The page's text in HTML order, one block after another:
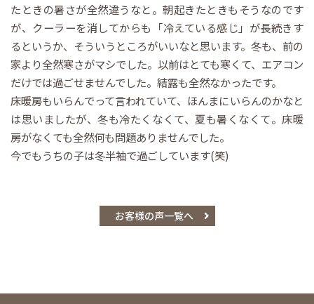
たときの暑さが全然違うなと。朝起きたときもそうなのです
が、クーラーを消してからも「冷えている感じ」が長続きす
るというか、そういうところがいいなと思います。冬も、前の
家より全然寒さがマシでした。以前はとても寒くて、エアコン
だけでは過ごせませんでした。結露も全然なかったです。
床暖房もいらんでって言われていて、ほんまにいらんのかなと
は思いましたが、冬も冷たくなくて、夏も暑くなくて。床暖
房がなくても全然何も問題ありませんでした。
今でもうちの子は冬半袖で過ごしています(笑)
お客様の声一覧へ